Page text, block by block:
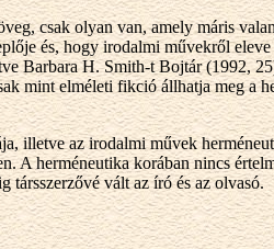
csak olyan van, amely máris
és, hogy irodalmi művekről
Barbara H. Smith-t Bojtár (1992,
mint elméleti fikció állhatja meg a
illetve az irodalmi művek
herméneutika korában nincs
társszerzővé vált az író és az olvasó.